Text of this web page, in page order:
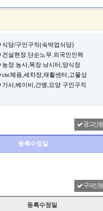
식당/구인구직(숙박업식당)
건설현장.단순노무.외국인인력
농장.농사,목장.낚시터,양식장
cnc체용,세차장,재활센터,고물상
가사,베이비,간병,요양 구인구직
광고신청
등록수정일
구직신청
등록수정일